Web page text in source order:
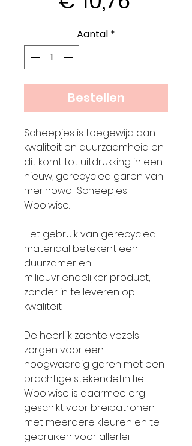
Aantal *
Bestellen
Scheepjes is toegewijd aan
kwaliteit en duurzaamheid en
dit komt tot uitdrukking in een
nieuw, gerecycled garen van
merinowol: Scheepjes
Woolwise.
Het gebruik van gerecycled
materiaal betekent een
duurzamer en
milieuvriendelijker product,
zonder in te leveren op
kwaliteit.
De heerlijk zachte vezels
zorgen voor een
hoogwaardig garen met een
prachtige stekendefinitie.
Woolwise is daarmee erg
geschikt voor breipatronen
met meerdere kleuren en te
gebruiken voor allerlei